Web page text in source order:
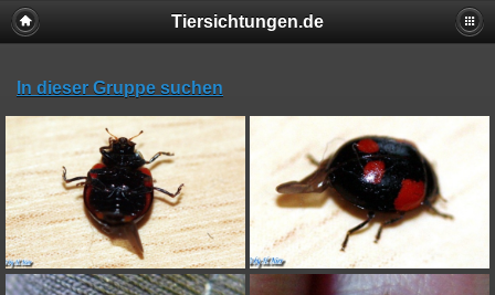
Tiersichtungen.de
In dieser Gruppe suchen